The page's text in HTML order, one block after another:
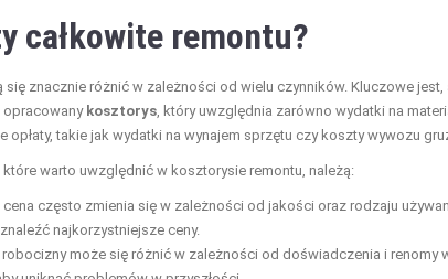
całkowite remontu?
się znacznie różnić w zależności od wielu czynników. Kluczowe
opracowany kosztorys , który uwzględnia zarówno wydatki na
takie jak wydatki na wynajem sprzętu czy koszty wywozu
warto uwzględnić w kosztorysie remontu, należą:
cena często zmienia się w zależności od jakości oraz rodzaju
najkorzystniejsze ceny.
może się różnić w zależności od doświadczenia i renomy